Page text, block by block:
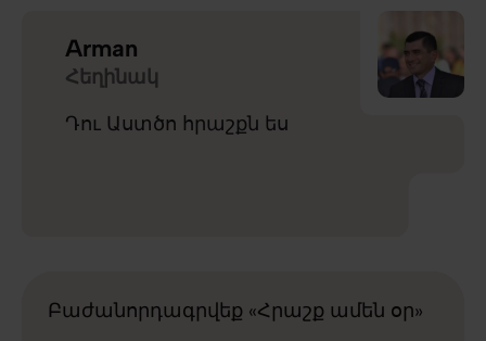
Arman
Հեղինակ
Դու Աստծո հրաշքն ես
Բաժանորդագրվեք «Հրաշք ամեն օր»